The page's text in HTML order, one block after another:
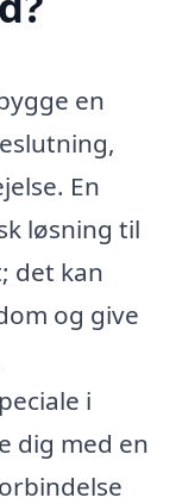
en
En
løsning til
det kan
og give
i
dig med en